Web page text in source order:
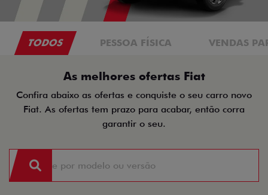
TODOS PESSOA FÍSICA VENDAS
As melhores ofertas Fiat
Confira abaixo as ofertas e conquiste o seu carro novo
Fiat. As ofertas tem prazo para acabar, então corra
garantir o seu.